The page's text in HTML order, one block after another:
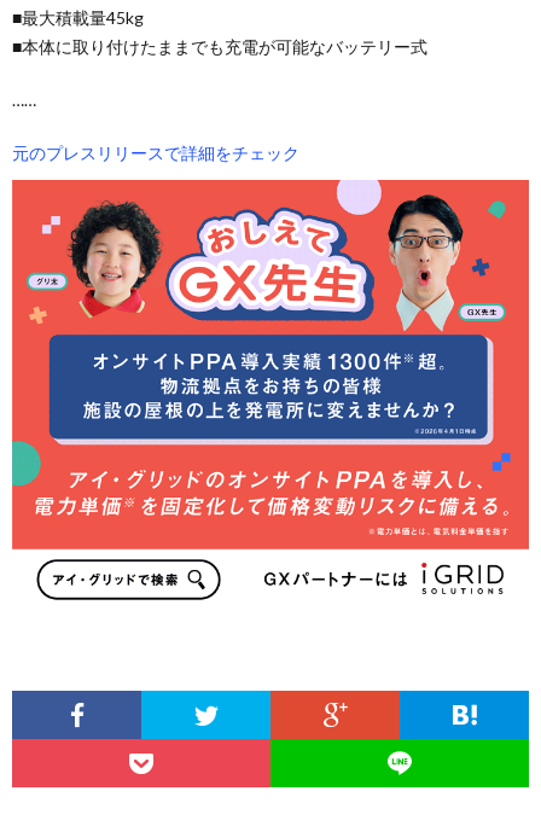
■最大積載量45kg
■本体に取り付けたままでも充電が可能なバッテリー式
……
元のプレスリリースで詳細をチェック